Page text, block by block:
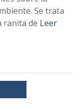
Se trata
ranita de Leer